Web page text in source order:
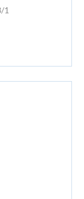
1